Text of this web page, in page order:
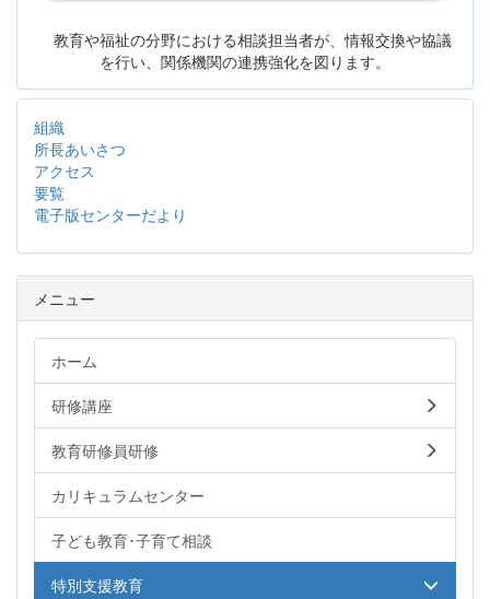
教育や福祉の分野における相談担当者が、情報交換や協議
を行い、関係機関の連携強化を図ります。
組織
所長あいさつ
アクセス
要覧
電子版センターだより
メニュー
ホーム
研修講座
教育研修員研修
カリキュラムセンター
子ども教育･子育て相談
特別支援教育